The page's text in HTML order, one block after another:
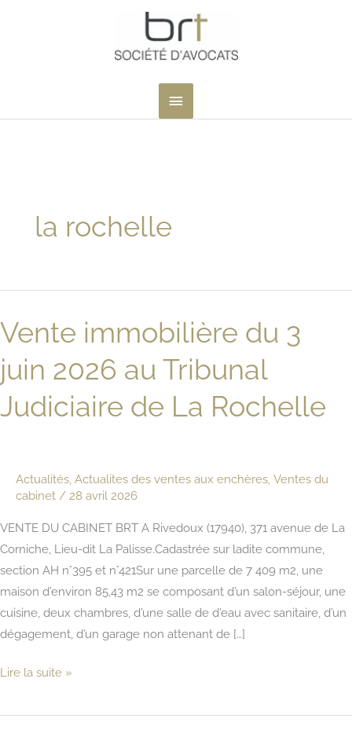
MENU
la rochelle
Vente immobilière du 3
juin 2026 au Tribunal
Judiciaire de La Rochelle
Actualités Actualites des ventes aux enchères Ventes du
cabinet / 28 avril 2026
VENTE DU CABINET BRT A Rivedoux (17940), 371 avenue de La
Corniche, Lieu-dit La Palisse.Cadastrée sur ladite commune,
section AH n°395 et n°421Sur une parcelle de 7 409 m2, une
maison d’environ 85,43 m2 se composant d’un salon-séjour, une
cuisine, deux chambres, d’une salle de d’eau avec sanitaire, d’un
dégagement, d’un garage non attenant de […]
Vente
du
Lire la suite »